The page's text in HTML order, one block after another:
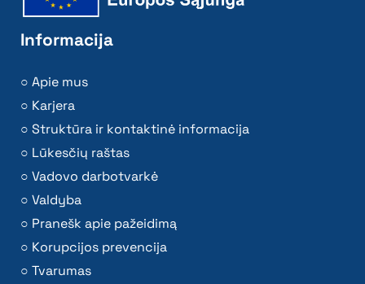
Informacija
Apie mus
Karjera
Struktūra ir kontaktinė informacija
Lūkesčių raštas
Vadovo darbotvarkė
Valdyba
Pranešk apie pažeidimą
Korupcijos prevencija
Tvarumas